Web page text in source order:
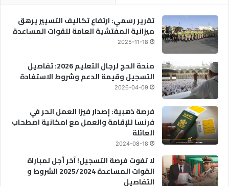
تقرير رسمي: ارتفاع تكاليف التسيير يرهق
ميزانية المفتشية العامة للقوات المساعدة
2025-11-18
منحة الحج لرجال التعليم 2026: تفاصيل
التسجيل وقيمة الدعم وشروط الاستفادة
2026-04-09
فرصة ذهبية: إصدار فيزا العمل الحر في
فرنسا للإقامة والعمل مع امكانية اصطحاب
العائلة
2024-08-18
لا تفوت فرصة التسجيل! آخر أجل لمباراة
القوات المساعدة 2025/2024 الشروط و
التفاصيل